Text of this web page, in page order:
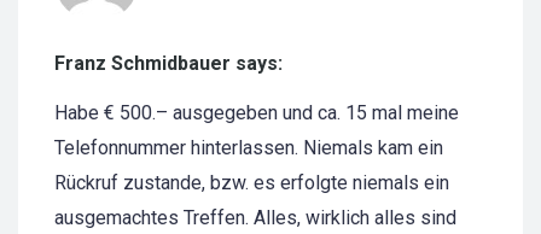
Franz Schmidbauer says:
Habe € 500.– ausgegeben und ca. 15 mal meine
Telefonnummer hinterlassen. Niemals kam ein
Rückruf zustande, bzw. es erfolgte niemals ein
ausgemachtes Treffen. Alles, wirklich alles sind